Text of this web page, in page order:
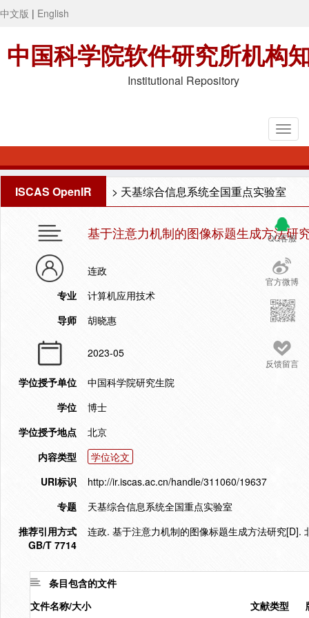
中文版 | English
中国科学院软件研究所机构
Institutional Repository
ISCAS OpenIR > 天基综合信息系统全国重点实验室
QQ客服
官方微博
反馈留言
基于注意力机制的图像标题生成方法研
连政
专业
计算机应用技术
导师
胡晓惠
2023-05
学位授予单位
中国科学院研究生院
学位
博士
学位授予地点
北京
内容类型
学位论文
URI标识
http://ir.iscas.ac.cn/handle/311060/19637
专题
天基综合信息系统全国重点实验室
推荐引用方式
GB/T 7714
连政. 基于注意力机制的图像标题生成方法研究[D].
条目包含的文件
文件名称/大小
文献类型